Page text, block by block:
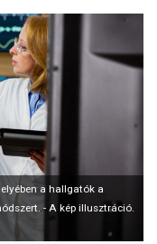
a hallgatók a
- A kép illusztráció.